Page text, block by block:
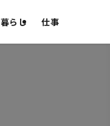
暮らし 仕事